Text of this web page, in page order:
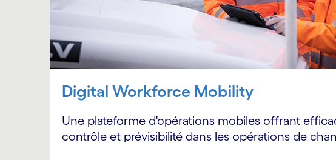
Digital Workforce Mobility
Une plateforme d'opérations mobiles offrant
contrôle et prévisibilité dans les opérations de